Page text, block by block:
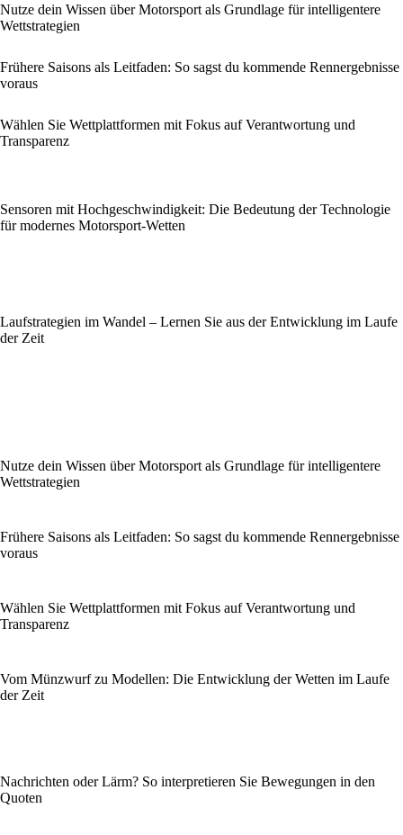
Nutze dein Wissen über Motorsport als Grundlage für intelligentere
Wettstrategien
Frühere Saisons als Leitfaden: So sagst du kommende Rennergebnisse
voraus
Wählen Sie Wettplattformen mit Fokus auf Verantwortung und
Transparenz
Sensoren mit Hochgeschwindigkeit: Die Bedeutung der Technologie
für modernes Motorsport-Wetten
Laufstrategien im Wandel – Lernen Sie aus der Entwicklung im Laufe
der Zeit
Nutze dein Wissen über Motorsport als Grundlage für intelligentere
Wettstrategien
Frühere Saisons als Leitfaden: So sagst du kommende Rennergebnisse
voraus
Wählen Sie Wettplattformen mit Fokus auf Verantwortung und
Transparenz
Vom Münzwurf zu Modellen: Die Entwicklung der Wetten im Laufe
der Zeit
Nachrichten oder Lärm? So interpretieren Sie Bewegungen in den
Quoten